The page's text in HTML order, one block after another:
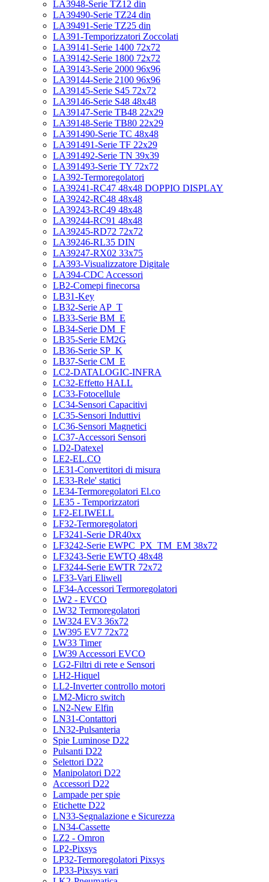
LA3948-Serie TZ12 din
LA39490-Serie TZ24 din
LA39491-Serie TZ25 din
LA391-Temporizzatori Zoccolati
LA39141-Serie 1400 72x72
LA39142-Serie 1800 72x72
LA39143-Serie 2000 96x96
LA39144-Serie 2100 96x96
LA39145-Serie S45 72x72
LA39146-Serie S48 48x48
LA39147-Serie TB48 22x29
LA39148-Serie TB80 22x29
LA391490-Serie TC 48x48
LA391491-Serie TF 22x29
LA391492-Serie TN 39x39
LA391493-Serie TY 72x72
LA392-Termoregolatori
LA39241-RC47 48x48 DOPPIO DISPLAY
LA39242-RC48 48x48
LA39243-RC49 48x48
LA39244-RC91 48x48
LA39245-RD72 72x72
LA39246-RL35 DIN
LA39247-RX02 33x75
LA393-Visualizzatore Digitale
LA394-CDC Accessori
LB2-Comepi finecorsa
LB31-Key
LB32-Serie AP_T
LB33-Serie BM_E
LB34-Serie DM_F
LB35-Serie EM2G
LB36-Serie SP_K
LB37-Serie CM_E
LC2-DATALOGIC-INFRA
LC32-Effetto HALL
LC33-Fotocellule
LC34-Sensori Capacitivi
LC35-Sensori Induttivi
LC36-Sensori Magnetici
LC37-Accessori Sensori
LD2-Datexel
LE2-EL.CO
LE31-Convertitori di misura
LE33-Rele' statici
LE34-Termoregolatori El.co
LE35 - Temporizzatori
LF2-ELIWELL
LF32-Termoregolatori
LF3241-Serie DR40xx
LF3242-Serie EWPC_PX_TM_EM 38x72
LF3243-Serie EWTQ 48x48
LF3244-Serie EWTR 72x72
LF33-Vari Eliwell
LF34-Accessori Termoregolatori
LW2 - EVCO
LW32 Termoregolatori
LW324 EV3 36x72
LW395 EV7 72x72
LW33 Timer
LW39 Accessori EVCO
LG2-Filtri di rete e Sensori
LH2-Hiquel
LL2-Inverter controllo motori
LM2-Micro switch
LN2-New Elfin
LN31-Contattori
LN32-Pulsanteria
Spie Luminose D22
Pulsanti D22
Selettori D22
Manipolatori D22
Accessori D22
Lampade per spie
Etichette D22
LN33-Segnalazione e Sicurezza
LN34-Cassette
LZ2 - Omron
LP2-Pixsys
LP32-Termoregolatori Pixsys
LP33-Pixsys vari